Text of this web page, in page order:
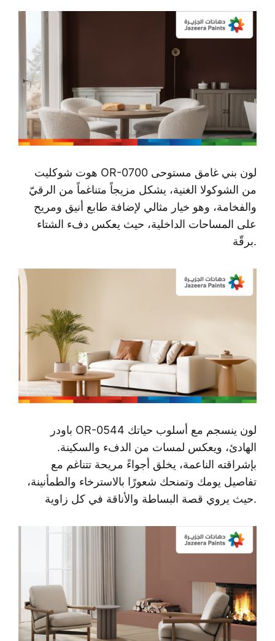
هوت شوكليت OR-0700 لون بني غامق مستوحى
من الشوكولا الغنية، يشكل مزيجاً متناغماً من الرقيّ
والفخامة، وهو خيار مثالي لإضافة طابع أنيق ومريح
على المساحات الداخلية، حيث يعكس دفء الشتاء
برقّة.
باودر OR-0544 لون ينسجم مع أسلوب حياتك
الهادئ، ويعكس لمسات من الدفء والسكينة.
بإشراقته الناعمة، يخلق أجواءً مريحة تتناغم مع
تفاصيل يومك وتمنحك شعورًا بالاسترخاء والطمأنينة،
حيث يروي قصة البساطة والأناقة في كل زاوية.